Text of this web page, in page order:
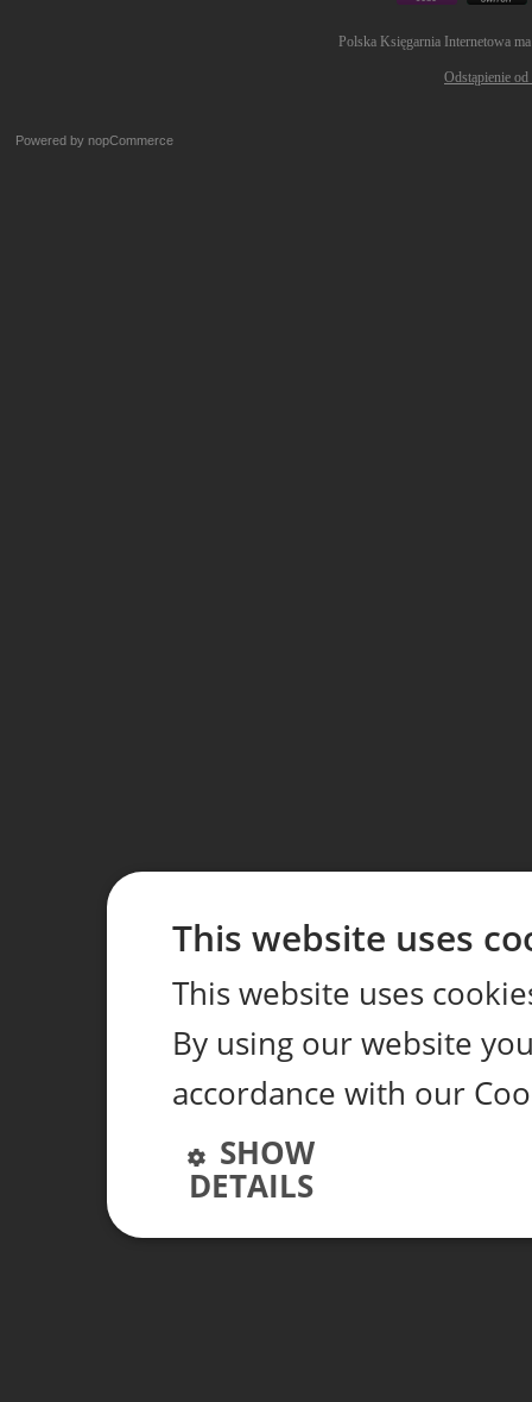
Polska Księgarnia Internetowa
Odstąpienie
Powered by nopCommerce
This website uses
This website uses
By using our website
accordance with our
SHOW
DETAILS